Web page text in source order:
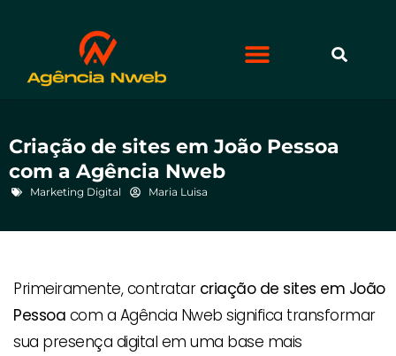
Criação de sites em João Pessoa
com a Agência Nweb
Marketing Digital Maria Luisa
Primeiramente, contratar criação de sites em João
Pessoa com a Agência Nweb significa transformar
sua presença digital em uma base mais